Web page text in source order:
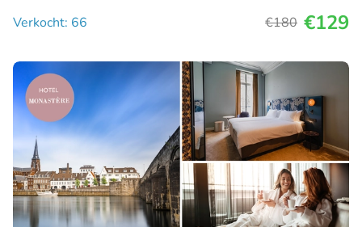
Verkocht: 66
€180 €129